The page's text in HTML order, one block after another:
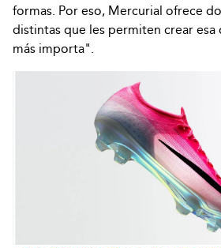
formas. Por eso, Mercurial ofrece
distintas que les permiten crear esa
más importa".